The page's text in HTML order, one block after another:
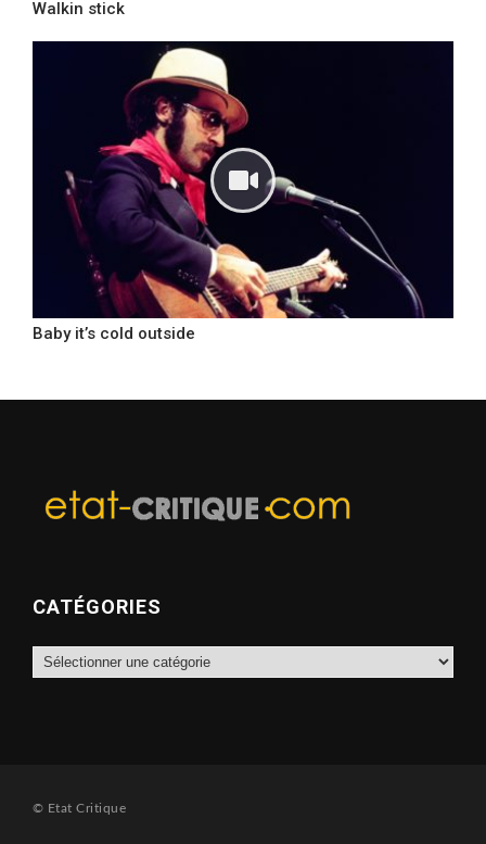
Walkin stick
Baby it’s cold outside
CATÉGORIES
Catégories
© Etat Critique